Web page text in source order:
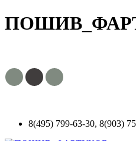
8(495) 799-63-30, 8(903)